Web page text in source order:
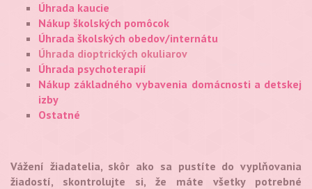
Úhrada kaucie
Nákup školských pomôcok
Úhrada školských obedov/internátu
Úhrada dioptrických okuliarov
Úhrada psychoterapií
Nákup základného vybavenia domácnosti a detskej
izby
Ostatné
Vážení žiadatelia, skôr ako sa pustíte do vyplňovania
žiadostí, skontrolujte si, že máte všetky potrebné